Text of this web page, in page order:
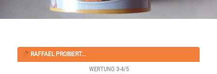
RAFFAEL PROBIERT...
WERTUNG 3-4/5